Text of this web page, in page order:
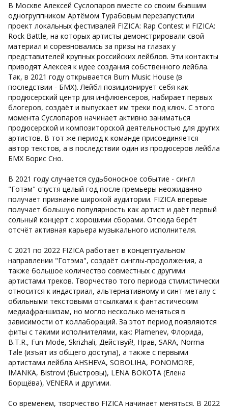
В Москве Алексей Суслопаров вместе со своим бывшим
одногруппником Артёмом Турабовым перезапустили
проект локальных фестивалей FIZICA: Rap Contest и FIZICA:
Rock Battle, на которых артисты демонстрировали свой
материал и соревновались за призы на глазах у
представителей крупных российских лейблов. Эти контакты
приводят Алексея к идее создания собственного лейбла.
Так, в 2021 году открывается Burn Music House (в
последствии - БМХ). Лейбл позиционирует себя как
продюсерский центр для инфлюенсеров, набирает первых
блогеров, создаёт и выпускает им треки под ключ. С этого
момента Суслопаров начинает активно заниматься
продюсерской и композиторской деятельностью для других
артистов. В тот же период к команде присоединяется
автор текстов, а в последствии один из продюсеров лейбла
БМХ Борис Сно.
В 2021 году случается судьбоносное событие - сингл
"Готэм" спустя целый год после премьеры неожиданно
получает признание широкой аудитории. FIZICA впервые
получает большую популярность как артист и даёт первый
сольный концерт с хорошими сборами. Отсюда берёт
отсчёт активная карьера музыкального исполнителя.
С 2021 по 2022 FIZICA работает в концептуальном
направлении "Готэма", создаёт синглы-продолжения, а
также большое количество совместных с другими
артистами треков. Творчество того периода стилистически
относится к индастриал, альтернативному и синт-металу с
обильными текстовыми отсылками к фантастическим
медиафраншизам, но могло несколько меняться в
зависимости от коллабораций. За этот период появляются
фиты с такими исполнителями, как: Plamenev, Флорида,
B.T.R., Fun Mode, Skrizhali, Действуй!, Нрав, SARA, Norma
Tale (изъят из общего доступа), а также с первыми
артистами лейбла AHSHEVA, SOBOLIHA, PONOMORE,
IMANKA, Bistrovi (Быстровы), LENA BOKOTA (Елена
Борщёва), VENERA и другими.
Со временем, творчество FIZICA начинает меняться. В 2022